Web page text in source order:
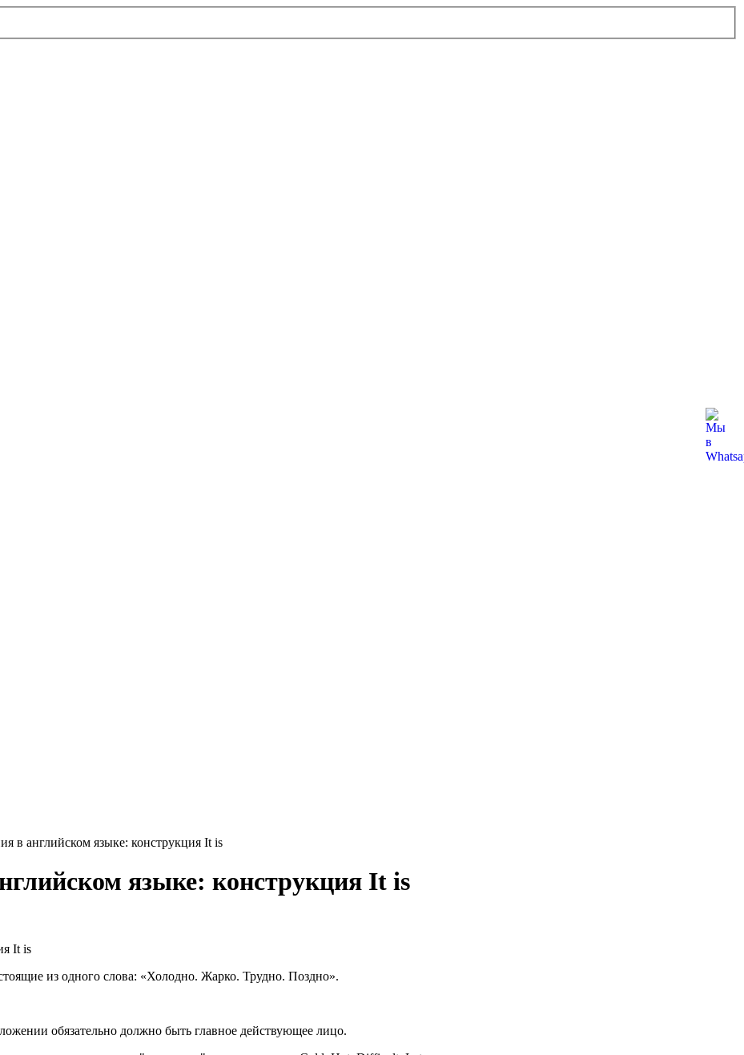
в английском языке: конструкция It is
языке: конструкция It is
из одного слова: «Холодно. Жарко. Трудно. Поздно».
обязательно должно быть главное действующее лицо.